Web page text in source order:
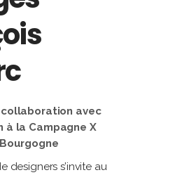
collaboration avec
à la Campagne X
designers s’invite au